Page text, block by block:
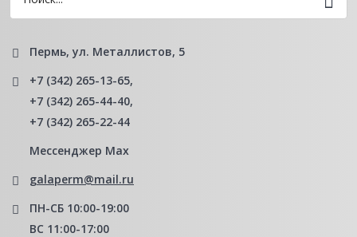
Пермь, ул. Металлистов, 5
+7 (342) 265-13-65,
+7 (342) 265-44-40,
+7 (342) 265-22-44
Мессенджер Мах
galaperm@mail.ru
ПН-СБ 10:00-19:00
ВС 11:00-17:00